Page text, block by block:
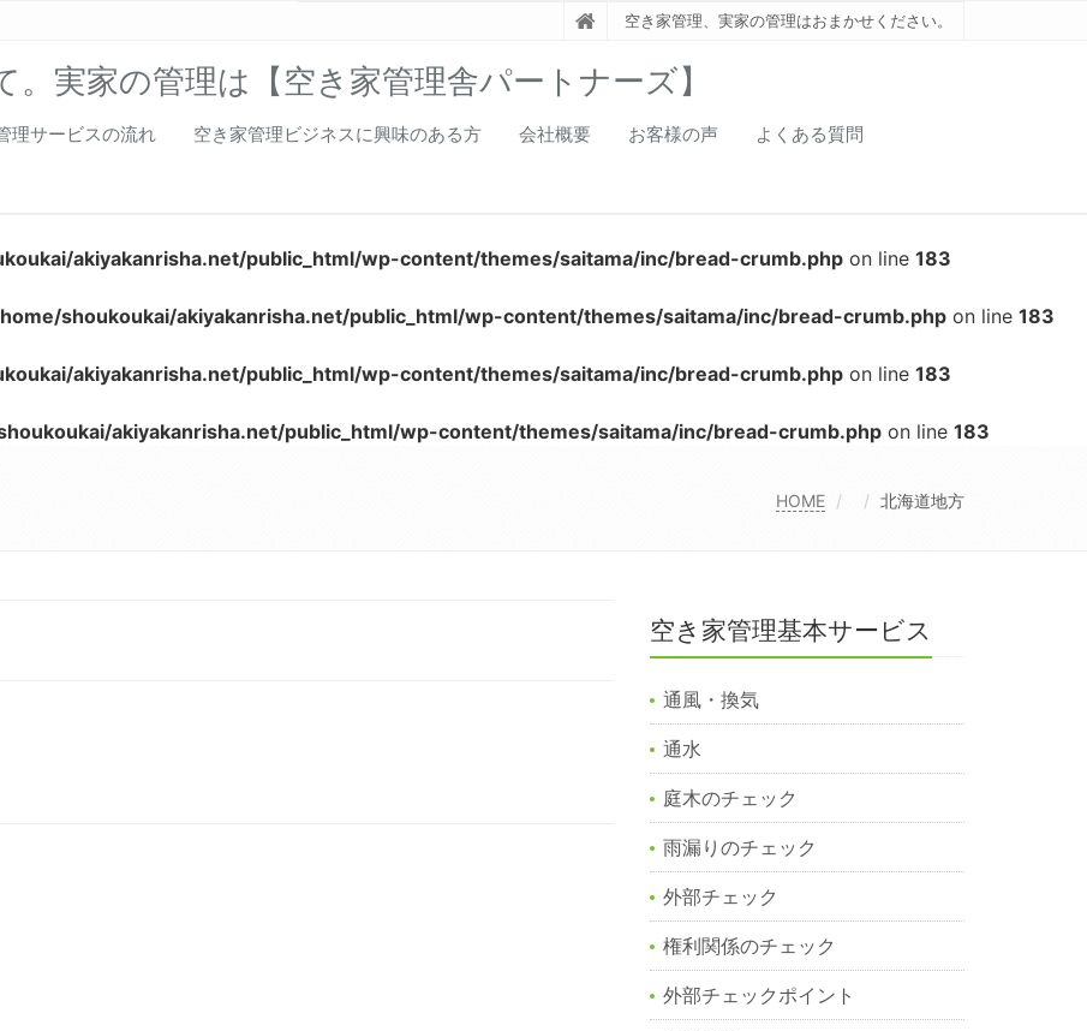
空き家管理、実家の管理はおまかせください。
実家の管理は【空き家管理舎パートナーズ】
理サービスの流れ 空き家管理ビジネスに興味のある方 会社概要 お客様の声 よくある質問
akiyakanrisha.net/public_html/wp-content/themes/saitama/inc/bread-crumb.php on line 183
shoukoukai/akiyakanrisha.net/public_html/wp-content/themes/saitama/inc/bread-crumb.php on line 183
akiyakanrisha.net/public_html/wp-content/themes/saitama/inc/bread-crumb.php on line 183
akiyakanrisha.net/public_html/wp-content/themes/saitama/inc/bread-crumb.php on line 183
HOME 北海道地方
空き家管理基本サービス
通風・換気
通水
庭木のチェック
雨漏りのチェック
外部チェック
権利関係のチェック
外部チェックポイント